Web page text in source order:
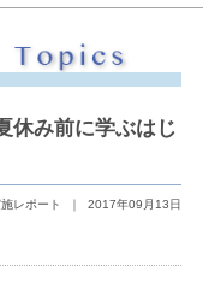
休み前に学ぶはじ
レポート ｜ 2017年09月13日